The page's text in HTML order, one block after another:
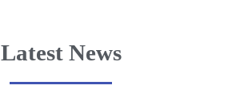
Latest News